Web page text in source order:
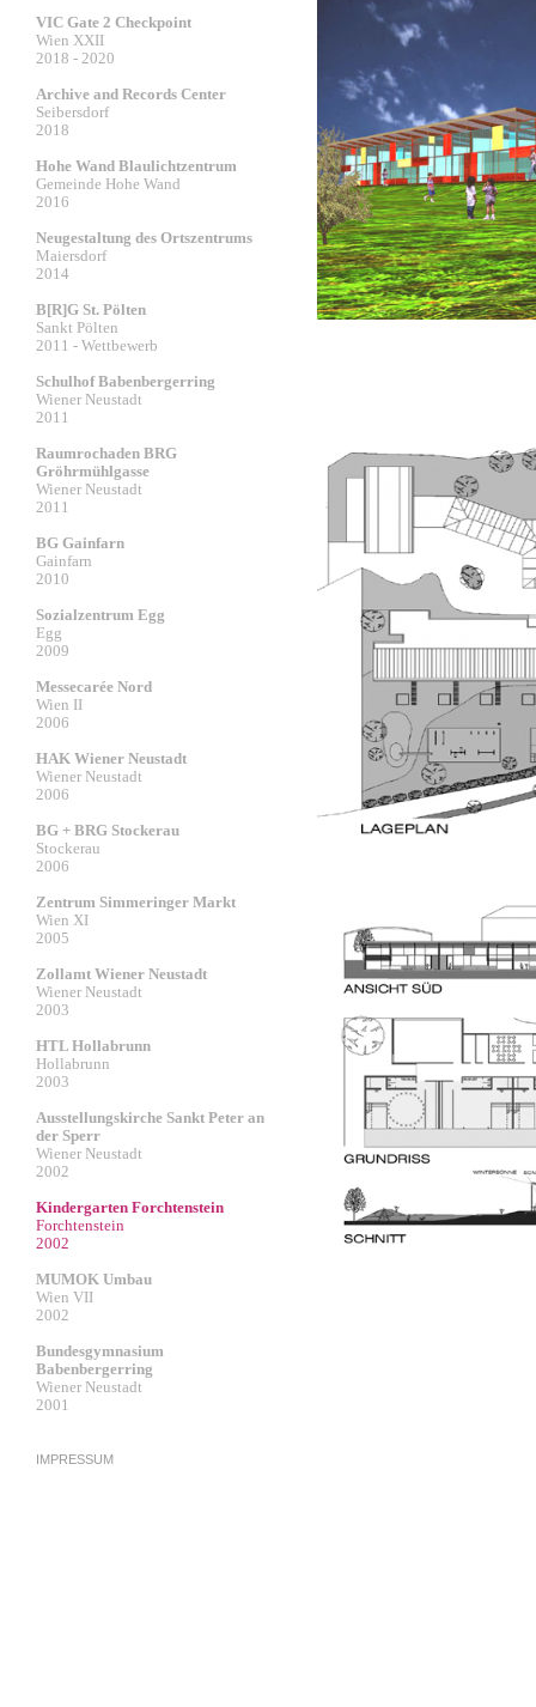
VIC Gate 2 Checkpoint
Wien XXII
2018 - 2020
Archive and Records Center
Seibersdorf
2018
Hohe Wand Blaulichtzentrum
Gemeinde Hohe Wand
2016
Neugestaltung des Ortszentrums
Maiersdorf
2014
B[R]G St. Pölten
Sankt Pölten
2011 - Wettbewerb
Schulhof Babenbergerring
Wiener Neustadt
2011
Raumrochaden BRG
Gröhrmühlgasse
Wiener Neustadt
2011
BG Gainfarn
Gainfarn
2010
Sozialzentrum Egg
Egg
2009
Messecarée Nord
Wien II
2006
HAK Wiener Neustadt
Wiener Neustadt
2006
BG + BRG Stockerau
Stockerau
2006
Zentrum Simmeringer Markt
Wien XI
2005
Zollamt Wiener Neustadt
Wiener Neustadt
2003
HTL Hollabrunn
Hollabrunn
2003
Ausstellungskirche Sankt Peter an
der Sperr
Wiener Neustadt
2002
Kindergarten Forchtenstein
Forchtenstein
2002
MUMOK Umbau
Wien VII
2002
Bundesgymnasium
Babenbergerring
Wiener Neustadt
2001
IMPRESSUM